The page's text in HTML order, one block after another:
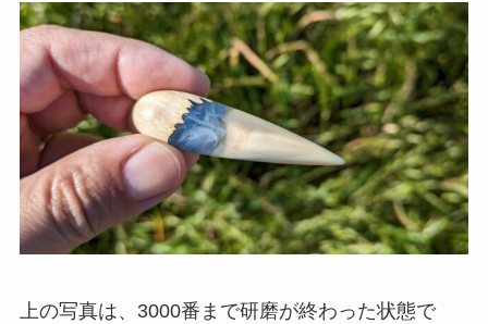
上の写真は、3000番まで研磨が終わった状態で